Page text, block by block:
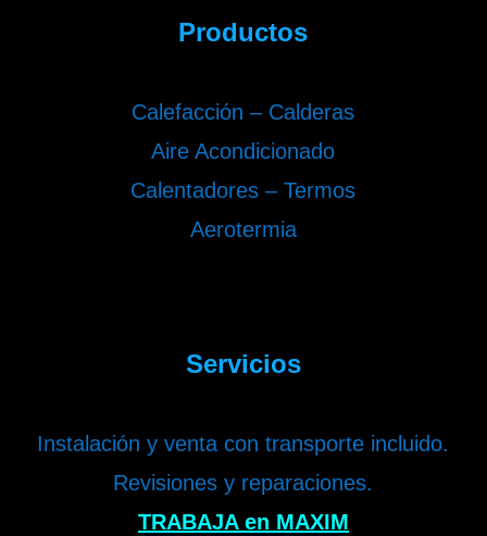
Productos
Calefacción – Calderas
Aire Acondicionado
Calentadores – Termos
Aerotermia
Servicios
Instalación y venta con transporte incluido.
Revisiones y reparaciones.
TRABAJA en MAXIM